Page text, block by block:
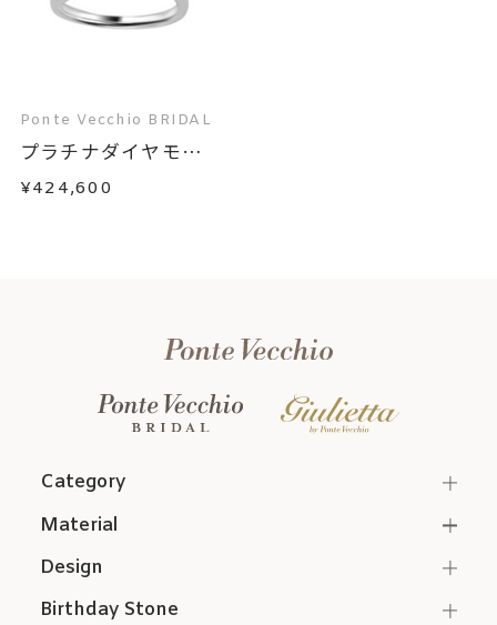
Ponte Vecchio BRIDAL
プラチナダイヤモン
ド...
¥424,600
Category
Material
Design
Birthday Stone